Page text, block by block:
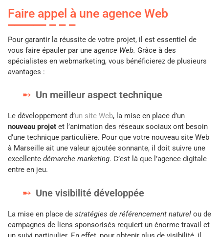
Faire appel à une agence Web
Pour garantir la réussite de votre projet, il est essentiel de
vous faire épauler par une agence Web. Grâce à des
spécialistes en webmarketing, vous bénéficierez de plusieurs
avantages :
Un meilleur aspect technique
Le développement d’un site Web, la mise en place d’un
nouveau projet et l’animation des réseaux sociaux ont besoin
d’une technique particulière. Pour que votre nouveau site Web
à Marseille ait une valeur ajoutée sonnante, il doit suivre une
excellente démarche marketing. C’est là que l’agence digitale
entre en jeu.
Une visibilité développée
La mise en place de stratégies de référencement naturel ou de
campagnes de liens sponsorisés requiert un énorme travail et